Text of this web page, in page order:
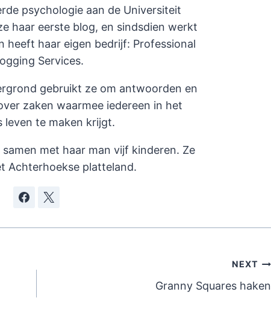
psychologie aan de Universiteit
haar eerste blog, en sindsdien werkt
heeft haar eigen bedrijf: Professional
Services.
gebruikt ze om antwoorden en
zaken waarmee iedereen in het
leven te maken krijgt.
met haar man vijf kinderen. Ze
Achterhoekse platteland.
NEXT
Granny Squares haken